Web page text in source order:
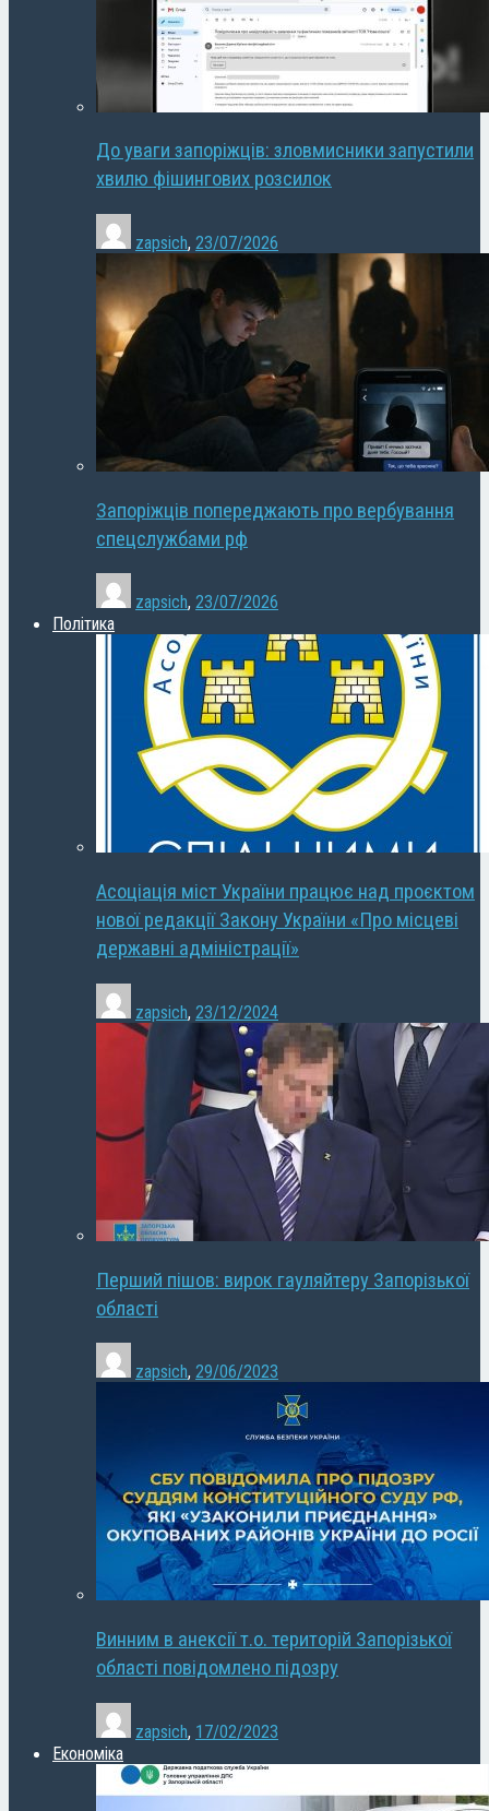
До уваги запоріжців: зловмисники запустили
хвилю фішингових розсилок
zapsich, 23/07/2026
Запоріжців попереджають про вербування
спецслужбами рф
zapsich, 23/07/2026
Політика
Асоціація міст України працює над проєктом
нової редакції Закону України «Про місцеві
державні адміністрації»
zapsich, 23/12/2024
Перший пішов: вирок гауляйтеру Запорізької
області
zapsich, 29/06/2023
Винним в анексії т.о. територій Запорізької
області повідомлено підозру
zapsich, 17/02/2023
Економіка